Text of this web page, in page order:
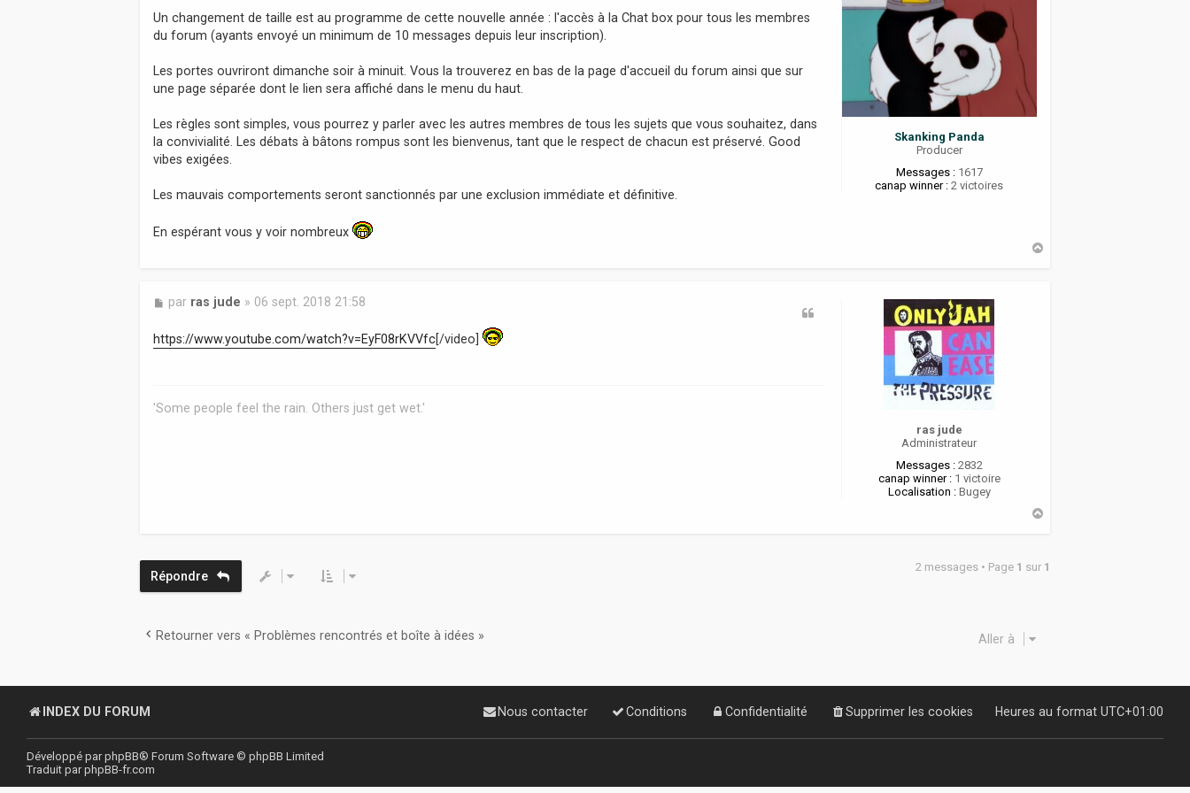
Skanking Panda
Producer
Messages : 1617
canap winner : 2 victoires
g
e
Un changement de taille est au programme de cette nouvelle année : l'accès à la Chat box pour tous les membres
du forum (ayants envoyé un minimum de 10 messages depuis leur inscription).
Les portes ouvriront dimanche soir à minuit. Vous la trouverez en bas de la page d'accueil du forum ainsi que sur
une page séparée dont le lien sera affiché dans le menu du haut.
Les règles sont simples, vous pourrez y parler avec les autres membres de tous les sujets que vous souhaitez, dans
la convivialité. Les débats à bâtons rompus sont les bienvenus, tant que le respect de chacun est préservé. Good
vibes exigées.
Les mauvais comportements seront sanctionnés par une exclusion immédiate et définitive.
En espérant vous y voir nombreux
ras jude
Administrateur
Messages : 2832
canap winner :1 victoire
Localisation :Bugey
M
s
par ras jude » 06 sept. 2018 21:58
https://www.youtube.com/watch?v=EyF08rKVVfc[/video]
'Some people feel the rain. Others just get wet.'
Répondre
2 messages • Page 1 sur 1
Retourner vers « Problèmes rencontrés et boîte à idées » Aller à
INDEX DU FORUM Heures au format UTC+01:00
Supprimer les cookies
Confidentialité
Conditions
Nous contacter
Développé parphpBB® Forum Software © phpBB Limited
Traduit parphpBB-fr.com